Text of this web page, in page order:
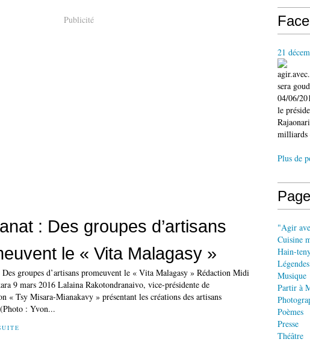
Publicité
: Des groupes d’artisans
le « Vita Malagasy »
groupes d’artisans promeuvent le « Vita Malagasy » Rédaction Midi
9 mars 2016 Lalaina Rakotondranaivo, vice-présidente de
« Tsy Misara-Mianakavy » présentant les créations des artisans
: Yvon...
21
sera
04/06/
le
milliards
Plus de
"Agir
Cuisine
Hain-
Légendes
Musique
Partir à
Poèmes
Presse
Théâtre